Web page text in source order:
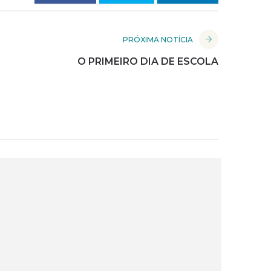
PRÓXIMA NOTÍCIA
O PRIMEIRO DIA DE ESCOLA